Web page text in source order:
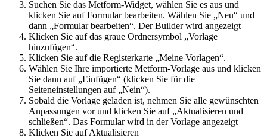
Suchen Sie das Metform-Widget, wählen Sie es aus und
klicken Sie auf Formular bearbeiten. Wählen Sie „Neu“ und
dann „Formular bearbeiten“. Der Builder wird angezeigt
Klicken Sie auf das graue Ordnersymbol „Vorlage
hinzufügen“.
Klicken Sie auf die Registerkarte „Meine Vorlagen“.
Wählen Sie Ihre importierte Metform-Vorlage aus und klicken
Sie dann auf „Einfügen“ (klicken Sie für die
Seiteneinstellungen auf „Nein“).
Sobald die Vorlage geladen ist, nehmen Sie alle gewünschten
Anpassungen vor und klicken Sie auf „Aktualisieren und
schließen“. Das Formular wird in der Vorlage angezeigt
Klicken Sie auf Aktualisieren